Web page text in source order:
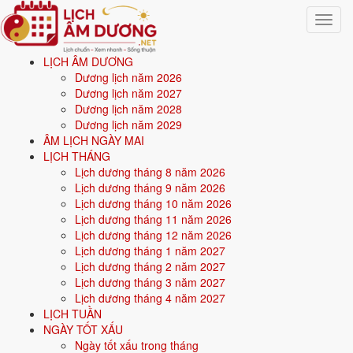
Toggle
LỊCH ÂM DƯƠNG
Dương lịch năm 2026
Dương lịch năm 2027
Dương lịch năm 2028
Dương lịch năm 2029
ÂM LỊCH NGÀY MAI
LỊCH THÁNG
Lịch dương tháng 8 năm 2026
Lịch dương tháng 9 năm 2026
Lịch dương tháng 10 năm 2026
Lịch dương tháng 11 năm 2026
Lịch dương tháng 12 năm 2026
Lịch dương tháng 1 năm 2027
Lịch dương tháng 2 năm 2027
Lịch dương tháng 3 năm 2027
Lịch dương tháng 4 năm 2027
LỊCH TUẦN
NGÀY TỐT XẤU
Ngày tốt xấu trong tháng
Tác giả
Nguyễn Minh An - Người
sáng lập & biên tập
lichamduong.net
Nguyễn Minh Anlà người sáng lập và phụ trách nội dung của
lichamduong.net- trang tra cứu lịch âm dương, lịch vạn niên hoạt
động từ năm 2020. Với niềm yêu thích văn hóa Á Đông và lịch pháp cổ
truyền, Minh An cùng ban biên tập hệ thống hóa kiến thức về âm lịch,
can chi, tiết khí, tử vi, phong thủy và văn khấn dân gian Việt Nam, trình
bày lại mạch lạc, dễ tra cứu cho người đọc hiện đại.
Nền tảng & chuyên môn